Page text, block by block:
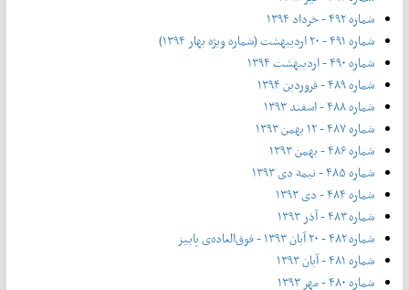
شماره ۴۹۲ - خرداد ۱۳۹۴
شماره ۴۹۱ - ۲۰ اردیبهشت (شماره ویژه بهار ۱۳۹۴)
شماره ۴۹۰ - اردیبهشت ۱۳۹۴
شماره ۴۸۹ - فروردین ۱۳۹۴
شماره ۴۸۸ - اسفند ۱۳۹۳
شماره ۴۸۷ - ۱۲ بهمن ۱۳۹۳
شماره ۴۸۶ - بهمن ۱۳۹۳
شماره ۴۸۵ - نیمه دی ۱۳۹۳
شماره ۴۸۴ - دی ۱۳۹۳
شماره ۴۸۳ - آذر ۱۳۹۳
شماره ۴۸۲ - ۲۰ آبان ۱۳۹۳ - فوق‌العاده‌ی پاییز
شماره ۴۸۱ - آبان ۱۳۹۳
شماره ۴۸۰ - مهر ۱۳۹۳